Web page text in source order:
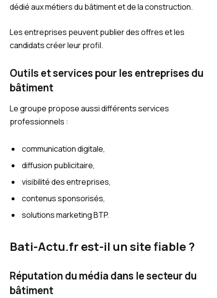
dédié aux métiers du bâtiment et de la construction.
Les entreprises peuvent publier des offres et les
candidats créer leur profil.
Outils et services pour les entreprises du
bâtiment
Le groupe propose aussi différents services
professionnels :
communication digitale,
diffusion publicitaire,
visibilité des entreprises,
contenus sponsorisés,
solutions marketing BTP.
Bati-Actu.fr est-il un site fiable ?
Réputation du média dans le secteur du
bâtiment